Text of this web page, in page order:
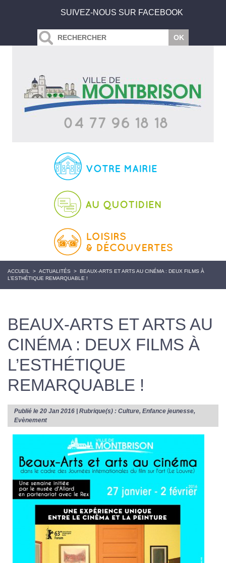
SUIVEZ-NOUS SUR FACEBOOK
ACCUEIL > ACTUALITÉS > BEAUX-ARTS ET ARTS AU CINÉMA : DEUX FILMS À
L’ESTHÉTIQUE REMARQUABLE !
BEAUX-ARTS ET ARTS AU
CINÉMA : DEUX FILMS À
L’ESTHÉTIQUE
REMARQUABLE !
Publié le 20 Jan 2016 | Rubrique(s) : Culture, Enfance jeunesse,
Evènement